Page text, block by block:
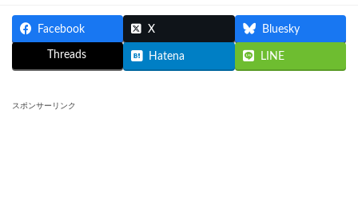
Facebook X Bluesky
Threads Hatena LINE
スポンサーリンク